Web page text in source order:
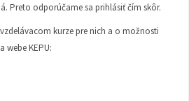
Preto odporúčame sa prihlásiť čím skôr.
kurze pre nich a o možnosti
webe KEPU: